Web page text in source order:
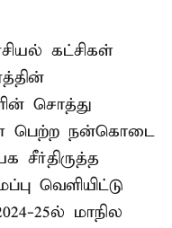
கட்சிகள்
சொத்து
பெற்ற நன்கொடை
சீர்திருத்த
வெளியிட்டு
25ல் மாநில